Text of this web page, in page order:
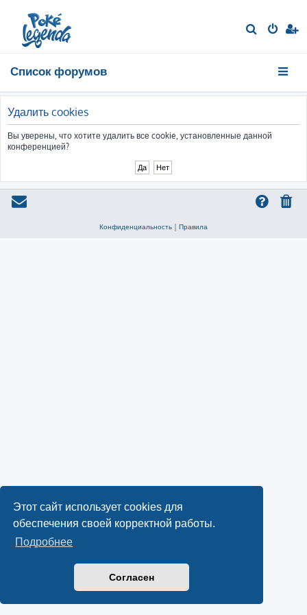
Этот сайт использует cookies для
обеспечения своей корректной работы.
Подробнее
Согласен
к
Список форумов
Удалить cookies
Вы уверены, что хотите удалить все cookie, установленные данной
конференцией?
Конфиденциальность | Правила